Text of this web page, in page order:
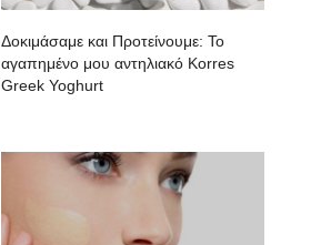
Δοκιμάσαμε και Προτείνουμε: To
αγαπημένο μου αντηλιακό Korres
Greek Yoghurt